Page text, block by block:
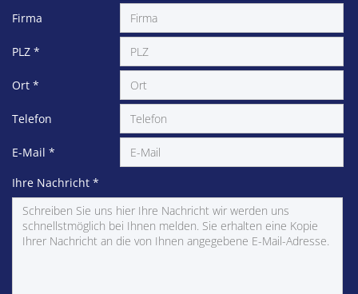
Firma
PLZ *
Ort *
Telefon
E-Mail *
Ihre Nachricht *